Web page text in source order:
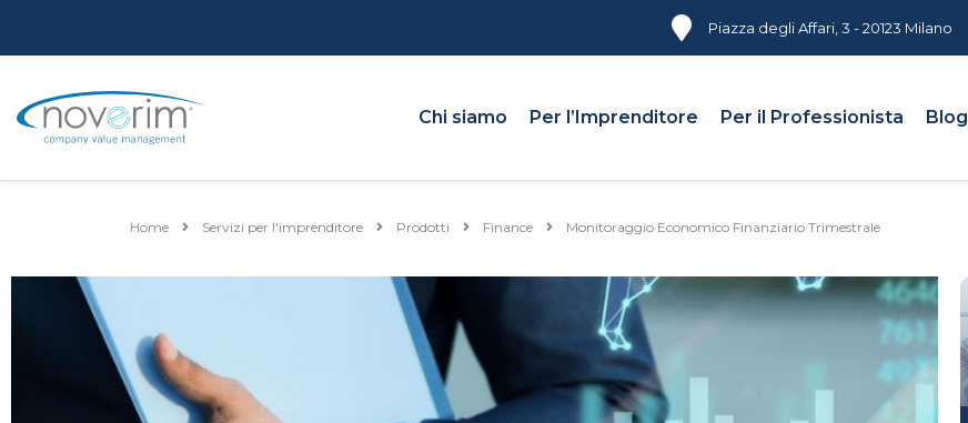
Piazza degli Affari, 3 - 20123 Milano
Chi siamo Per l’Imprenditore Per il Professionista Blog
Home Servizi per l'imprenditore Prodotti Finance Monitoraggio Economico Finanziario Trimestrale